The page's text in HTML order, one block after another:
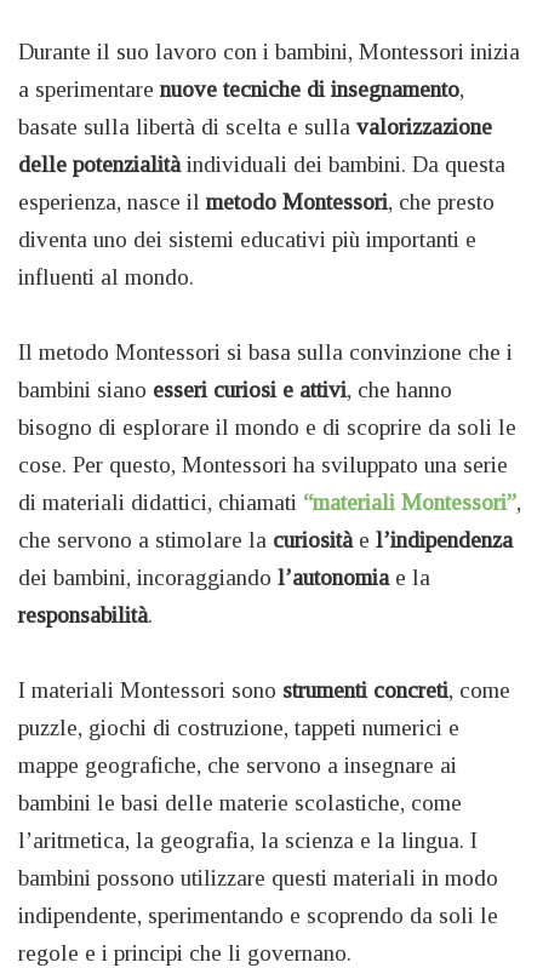
Durante il suo lavoro con i bambini, Montessori inizia
a sperimentare nuove tecniche di insegnamento,
basate sulla libertà di scelta e sulla valorizzazione
delle potenzialità individuali dei bambini. Da questa
esperienza, nasce il metodo Montessori, che presto
diventa uno dei sistemi educativi più importanti e
influenti al mondo.
Il metodo Montessori si basa sulla convinzione che i
bambini siano esseri curiosi e attivi, che hanno
bisogno di esplorare il mondo e di scoprire da soli le
cose. Per questo, Montessori ha sviluppato una serie
di materiali didattici, chiamati “materiali Montessori”,
che servono a stimolare la curiosità e l’indipendenza
dei bambini, incoraggiando l’autonomia e la
responsabilità.
I materiali Montessori sono strumenti concreti, come
puzzle, giochi di costruzione, tappeti numerici e
mappe geografiche, che servono a insegnare ai
bambini le basi delle materie scolastiche, come
l’aritmetica, la geografia, la scienza e la lingua. I
bambini possono utilizzare questi materiali in modo
indipendente, sperimentando e scoprendo da soli le
regole e i principi che li governano.